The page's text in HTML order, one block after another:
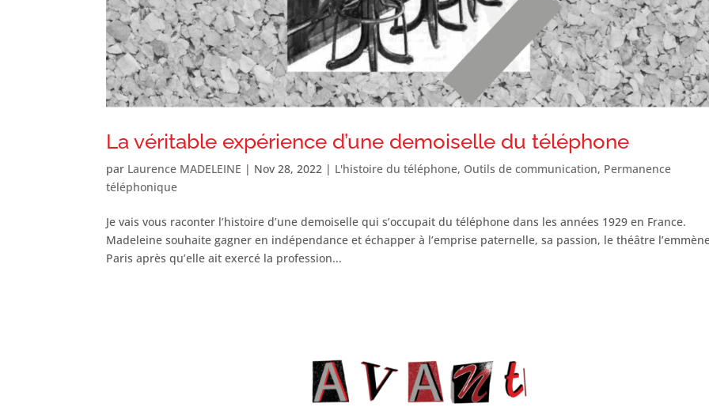
La véritable expérience d’une demoiselle du téléphone
par Laurence MADELEINE | Nov 28, 2022 | L'histoire du téléphone, Outils de communication, Permanence
téléphonique
Je vais vous raconter l’histoire d’une demoiselle qui s’occupait du téléphone dans les années 1929 en France.
Madeleine souhaite gagner en indépendance et échapper à l’emprise paternelle, sa passion, le théâtre
Paris après qu’elle ait exercé la profession...